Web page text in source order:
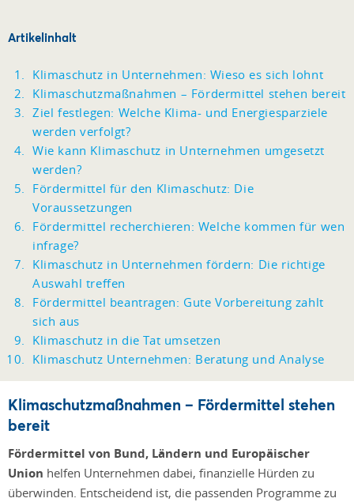
Artikelinhalt
Klimaschutz in Unternehmen: Wieso es sich lohnt
Klimaschutzmaßnahmen – Fördermittel stehen bereit
Ziel festlegen: Welche Klima- und Energiesparziele
werden verfolgt?
Wie kann Klimaschutz in Unternehmen umgesetzt
werden?
Fördermittel für den Klimaschutz: Die
Voraussetzungen
Fördermittel recherchieren: Welche kommen für wen
infrage?
Klimaschutz in Unternehmen fördern: Die richtige
Auswahl treffen
Fördermittel beantragen: Gute Vorbereitung zahlt
sich aus
Klimaschutz in die Tat umsetzen
Klimaschutz Unternehmen: Beratung und Analyse
Klimaschutzmaßnahmen – Fördermittel stehen
bereit
Fördermittel von Bund, Ländern und Europäischer
Union helfen Unternehmen dabei, finanzielle Hürden zu
überwinden. Entscheidend ist, die passenden Programme zu